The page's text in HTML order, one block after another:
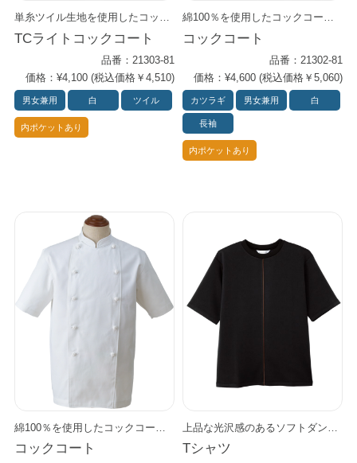
単糸ツイル生地を使用したコックコートです。 柔らかな肌触りと吸湿性を活かしつつ、 耐久性と速乾性もプラス。 軽くしなやかで動きやすく、 厨房の長時間作業でも快適に着用できます。 ツイル織りならではの適度なハリで美しいシルエットを保ちつつ、 繰り返し洗濯しても型くずれしにくく、 清潔感を長くキープできる一着です。
TCライトコックコート
品番：21303-81
価格：¥4,100 (税込価格￥4,510)
男女兼用 白 ツイル
内ポケットあり
綿100％を使用したコックコートです。 優れた吸水性と通気性で、汗をかきやすい厨房でも快適な着心地をキープします。 肌当たりがやわらかく、長時間の作業でもストレスを感じにくいのが特長です。 綿ならではの丈夫さで、毎日の洗濯にも型くずれしにくく、 清潔感ある白さと風合いをしっかりキープします。 プロの現場にふさわしい機能性と、自然な上質さを兼ね備えた一着です。
コックコート
品番：21302-81
価格：¥4,600 (税込価格￥5,060)
カツラギ 男女兼用 白
長袖
内ポケットあり
コックコート Tシャツ